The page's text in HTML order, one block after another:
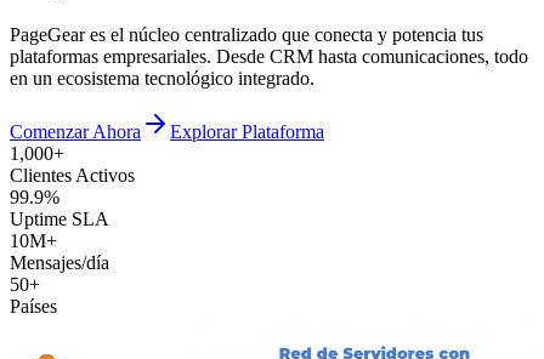
PageGear es el núcleo centralizado que conecta y potencia tus
plataformas empresariales. Desde CRM hasta comunicaciones, todo
en un ecosistema tecnológico integrado.
Comenzar Ahora
Explorar Plataforma
1,000+
Clientes Activos
99.9%
Uptime SLA
10M+
Mensajes/día
50+
Países